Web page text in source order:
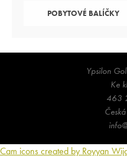
POBYTOVÉ BALÍČKY
Ypsilon
Ke
463
Cam icons created by Royyan